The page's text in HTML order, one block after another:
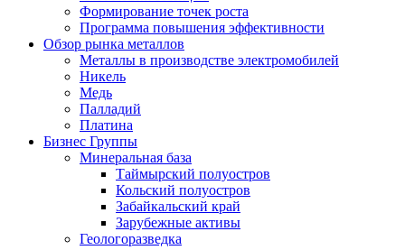
Формирование точек роста
Программа повышения эффективности
Обзор рынка металлов
Металлы в производстве электромобилей
Никель
Медь
Палладий
Платина
Бизнес Группы
Минеральная база
Таймырский полуостров
Кольский полуостров
Забайкальский край
Зарубежные активы
Геологоразведка